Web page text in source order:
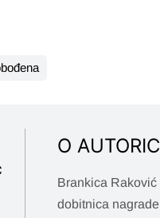
O
Brankica Raković
dobitnica